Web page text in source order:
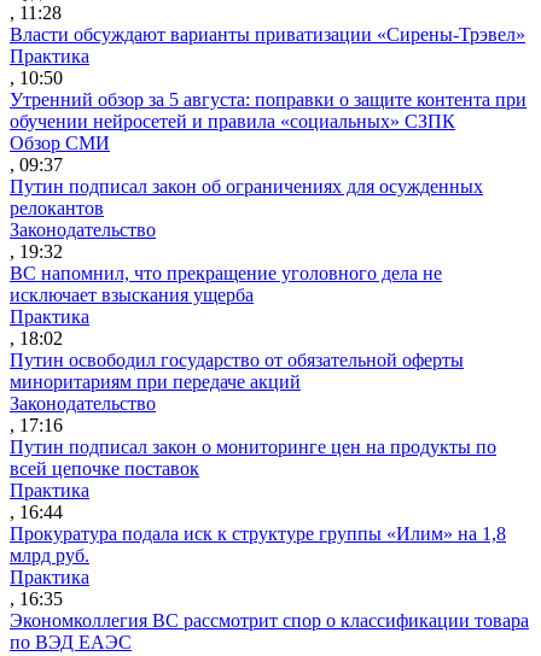
, 11:28
Власти обсуждают варианты приватизации «Сирены-Трэвел»
Практика
, 10:50
Утренний обзор за 5 августа: поправки о защите контента при
обучении нейросетей и правила «социальных» СЗПК
Обзор СМИ
, 09:37
Путин подписал закон об ограничениях для осужденных
релокантов
Законодательство
, 19:32
ВС напомнил, что прекращение уголовного дела не
исключает взыскания ущерба
Практика
, 18:02
Путин освободил государство от обязательной оферты
миноритариям при передаче акций
Законодательство
, 17:16
Путин подписал закон о мониторинге цен на продукты по
всей цепочке поставок
Практика
, 16:44
Прокуратура подала иск к структуре группы «Илим» на 1,8
млрд руб.
Практика
, 16:35
Экономколлегия ВС рассмотрит спор о классификации товара
по ВЭД ЕАЭС